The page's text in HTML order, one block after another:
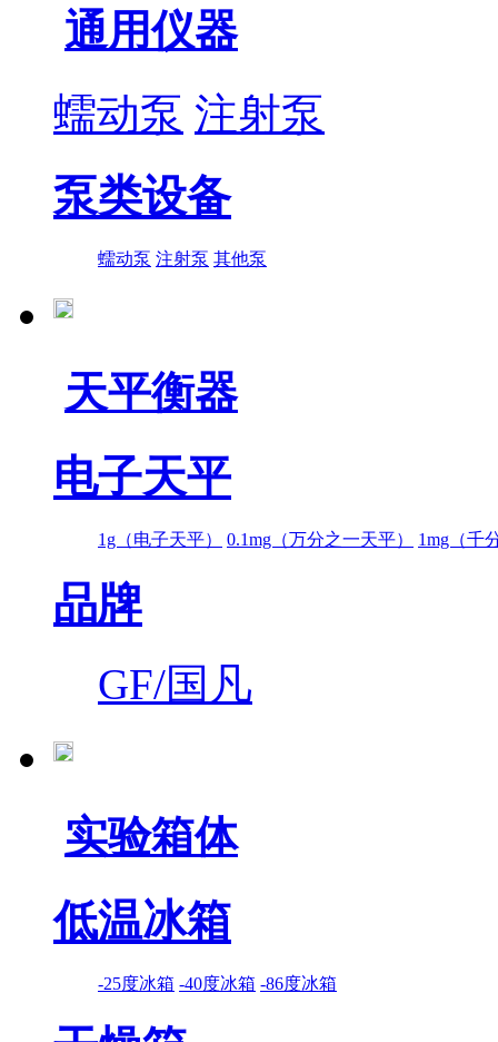
通用仪器
蠕动泵 注射泵
泵类设备
蠕动泵 注射泵 其他泵
天平衡器
电子天平
1g（电子天平） 0.1mg（万分之一天平） 1mg（千
品牌
GF/国凡
实验箱体
低温冰箱
-25度冰箱 -40度冰箱 -86度冰箱